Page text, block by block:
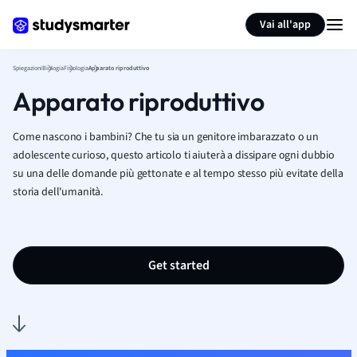
Vai all'app
SpiegazioniBiologiaFisiologiaApparato riproduttivo
Apparato riproduttivo
Come nascono i bambini? Che tu sia un genitore imbarazzato o un
adolescente curioso, questo articolo ti aiuterà a dissipare ogni dubbio
su una delle domande più gettonate e al tempo stesso più evitate della
storia dell'umanità.
Get started
Summarize page